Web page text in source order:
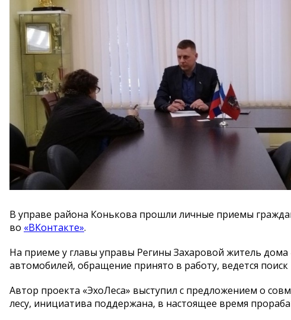
В управе района Конькова прошли личные приемы
во «ВКонтакте».
На приеме у главы управы Регины Захаровой житель
автомобилей, обращение принято в работу, ведется
Автор проекта «ЭхоЛеса» выступил с предложением о
лесу, инициатива поддержана, в настоящее время